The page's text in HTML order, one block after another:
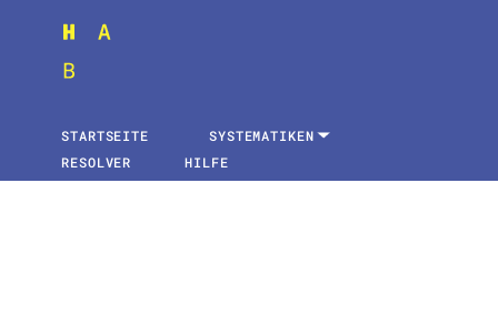
STARTSEITE
SYSTEMATIKEN
RESOLVER
HILFE